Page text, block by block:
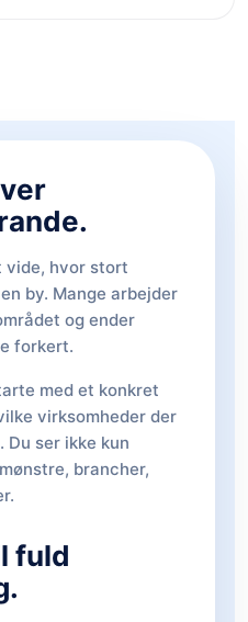
hvor stort
by. Mange arbejder
og ender
forkert.
med et konkret
virksomheder der
ser ikke kun
brancher,
fuld